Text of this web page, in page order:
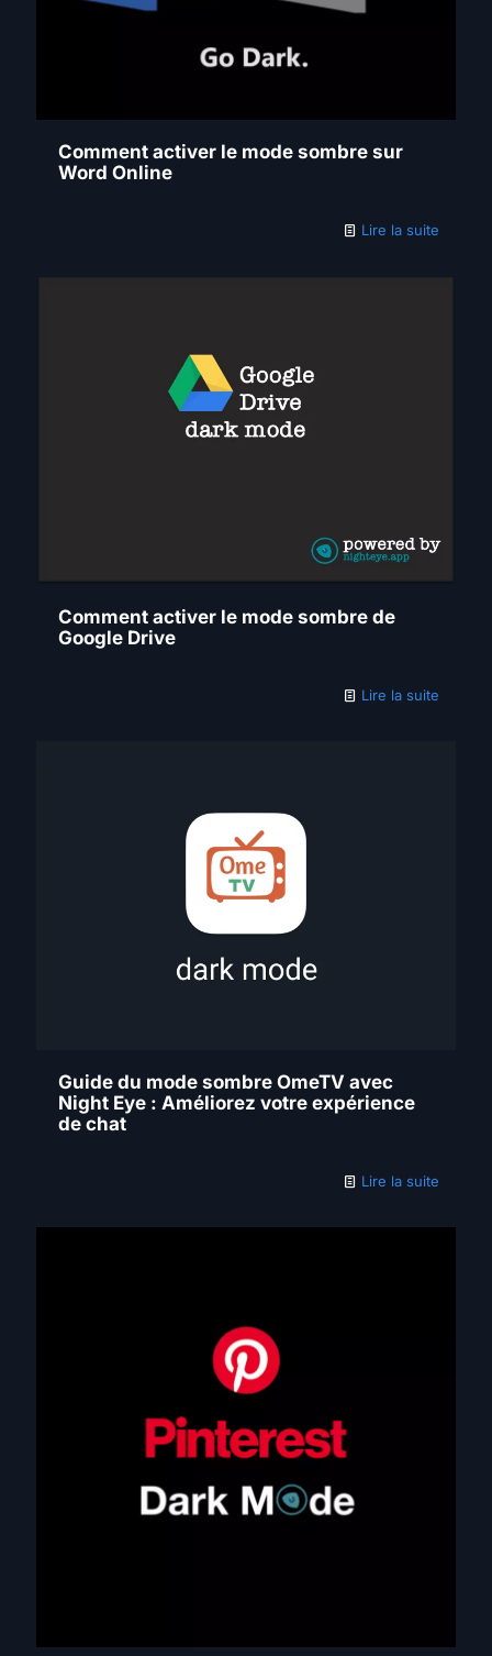
Comment activer le mode sombre sur
Word Online
Lire la suite
Comment activer le mode sombre de
Google Drive
Lire la suite
Guide du mode sombre OmeTV avec
Night Eye : Améliorez votre expérience
de chat
Lire la suite